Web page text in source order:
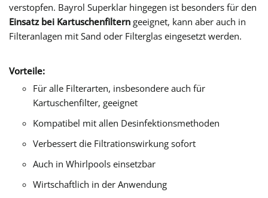
verstopfen. Bayrol Superklar hingegen ist besonders für den
Einsatz bei Kartuschenfiltern geeignet, kann aber auch in
Filteranlagen mit Sand oder Filterglas eingesetzt werden.
Vorteile:
Für alle Filterarten, insbesondere auch für
Kartuschenfilter, geeignet
Kompatibel mit allen Desinfektionsmethoden
Verbessert die Filtrationswirkung sofort
Auch in Whirlpools einsetzbar
Wirtschaftlich in der Anwendung